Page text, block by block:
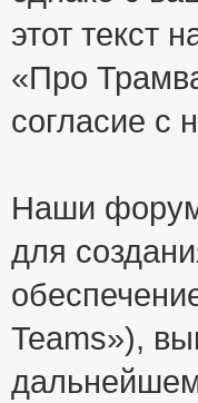
этот текст
«Про
согласие с
Наши
для
Teams»),